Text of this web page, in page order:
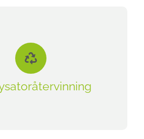
katalysatoråtervinning i
Finland!